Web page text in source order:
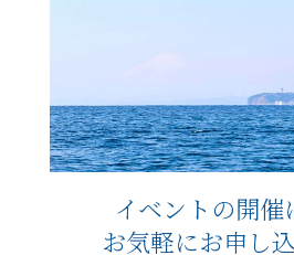
イベントの開催
お気軽にお申し